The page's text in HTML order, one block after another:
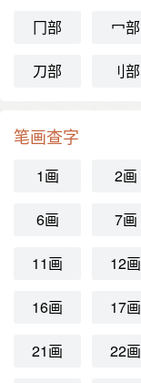
冂部 冖部
刀部 刂部
笔画查字
1画 2画
6画 7画
11画 12画
16画 17画
21画 22画